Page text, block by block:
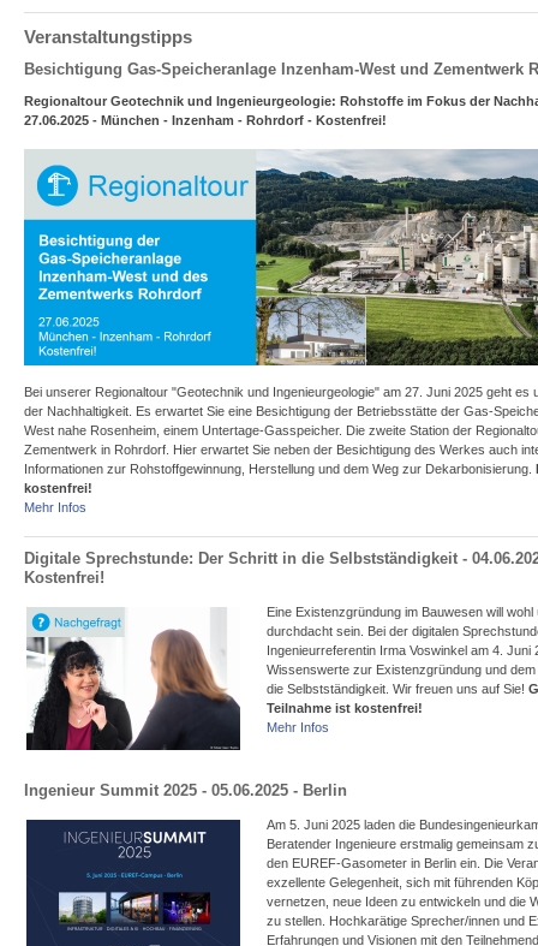
Veranstaltungstipps
Besichtigung Gas-Speicheranlage Inzenham-West und Zementwerk
Regionaltour Geotechnik und Ingenieurgeologie: Rohstoffe im Fokus der
27.06.2025 - München - Inzenham - Rohrdorf - Kostenfrei!
Bei unserer Regionaltour "Geotechnik und Ingenieurgeologie" am 27. Juni 2025 geht es
der Nachhaltigkeit. Es erwartet Sie eine Besichtigung der Betriebsstätte der Gas-
West nahe Rosenheim, einem Untertage-Gasspeicher. Die zweite Station der
Zementwerk in Rohrdorf. Hier erwartet Sie neben der Besichtigung des Werkes auch
Informationen zur Rohstoffgewinnung, Herstellung und dem Weg zur Dekarbonisierung.
kostenfrei!
Mehr Infos
Digitale Sprechstunde: Der Schritt in die Selbstständigkeit -
Kostenfrei!
Eine Existenzgründung im Bauwesen will wohl
durchdacht sein. Bei der digitalen
Ingenieurreferentin Irma Voswinkel am 4. Juni
Wissenswerte zur Existenzgründung und
die Selbstständigkeit. Wir freuen uns auf Sie!
Teilnahme ist kostenfrei!
Mehr Infos
Ingenieur Summit 2025 - 05.06.2025 - Berlin
Am 5. Juni 2025 laden die
Beratender Ingenieure erstmalig gemeinsam
den EUREF-Gasometer in Berlin ein. Die
exzellente Gelegenheit, sich mit führenden
vernetzen, neue Ideen zu entwickeln und die
zu stellen. Hochkarätige Sprecher/innen und
Erfahrungen und Visionen mit den